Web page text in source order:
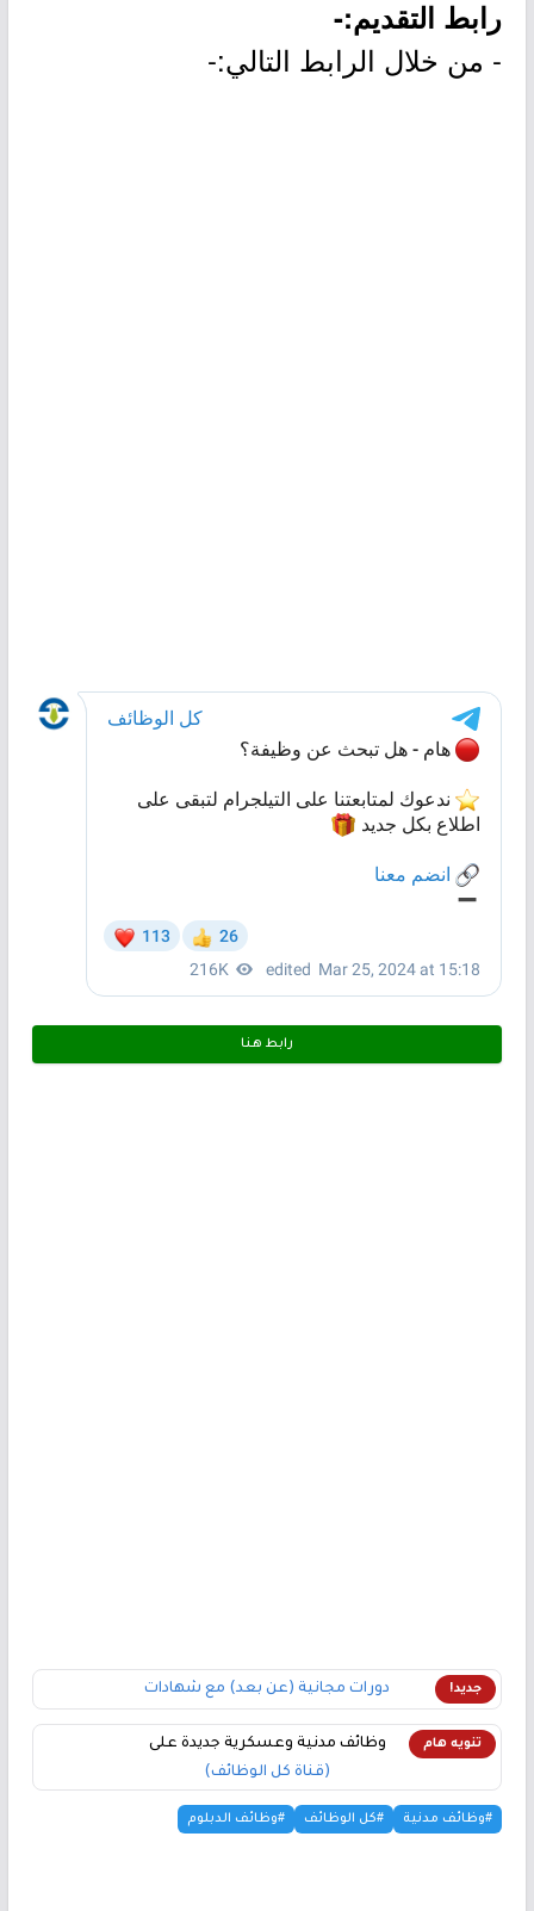
رابط التقديم:-
- من خلال الرابط التالي:-
رابط هـنـا
جديد! دورات مجانية (عن بعد) مع شهادات
تنويه هام
وظائف مدنية وعسكرية جديدة على
(قناة كل الوظائف)
#وظائف مدنية #كل الوظائف #وظائف الدبلوم